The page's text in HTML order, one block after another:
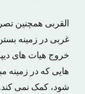
القربی همچنین
غربی در زمینه
خروج هیات های
هایی که در زمینه
شود، کمک نمی کند.